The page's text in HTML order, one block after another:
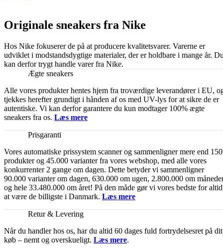
Originale sneakers fra Nike
Hos Nike fokuserer de på at producere kvalitetsvarer. Varerne er
udviklet i modstandsdygtige materialer, der er holdbare i mange år.
kan derfor trygt handle varer fra Nike.
Ægte sneakers
Alle vores produkter hentes hjem fra troværdige leverandører i EU,
tjekkes herefter grundigt i hånden af os med UV-lys for at sikre de er
autentiske. Vi kan derfor garantere du kun modtager 100% ægte
sneakers fra os. Læs mere
Prisgaranti
Vores automatiske prissystem scanner og sammenligner mere end
produkter og 45.000 varianter fra vores webshop, med alle vores
konkurrenter 2 gange om dagen. Dette betyder vi sammenligner
90.000 varianter om dagen, 630.000 om ugen, 2.800.000 om
og hele 33.480.000 om året! På den måde gør vi vores bedste for
at være de billigste i Danmark. Læs mere
Retur & Levering
Når du handler hos os, har du altid 60 dages fuld fortrydelsesret på dit
køb – nemt og overskueligt. Læs mere.